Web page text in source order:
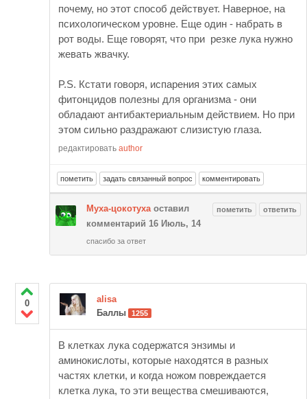
почему, но этот способ действует. Наверное, на
психологическом уровне. Еще один - набрать в
рот воды. Еще говорят, что при резке лука нужно
жевать жвачку.
P.S. Кстати говоря, испарения этих самых
фитонцидов полезны для организма - они
обладают антибактериальным действием. Но при
этом сильно раздражают слизистую глаза.
редактировать author
Муха-цокотухаоставил
комментарий 16 Июль, 14
спасибо за ответ
0
alisa
Баллы
1255
В клетках лука содержатся энзимы и
аминокислоты, которые находятся в разных
частях клетки, и когда ножом повреждается
клетка лука, то эти вещества смешиваются,